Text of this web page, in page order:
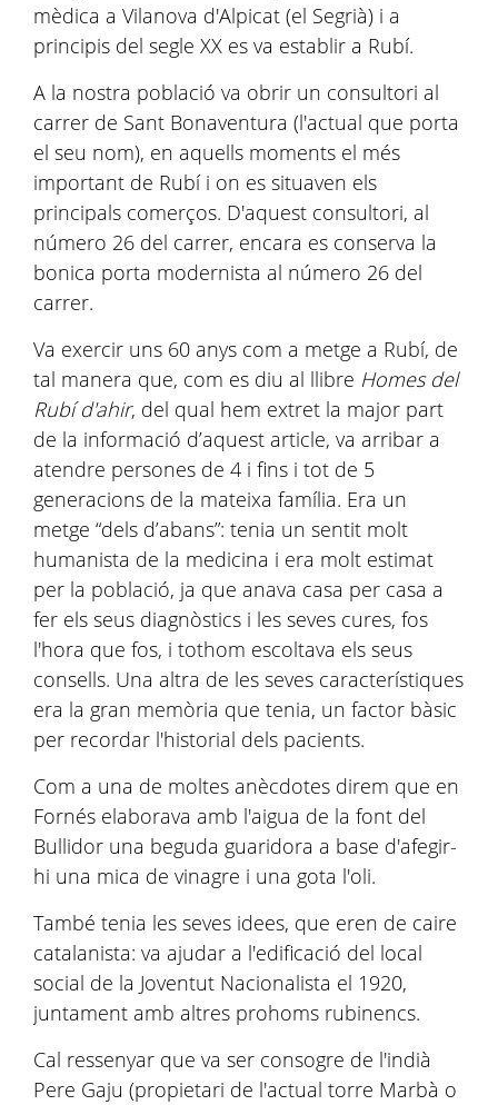
mèdica a Vilanova d'Alpicat (el Segrià) i a
principis del segle XX es va establir a Rubí.
A la nostra població va obrir un consultori al
carrer de Sant Bonaventura (l'actual que porta
el seu nom), en aquells moments el més
important de Rubí i on es situaven els
principals comerços. D'aquest consultori, al
número 26 del carrer, encara es conserva la
bonica porta modernista al número 26 del
carrer.
Va exercir uns 60 anys com a metge a Rubí, de
tal manera que, com es diu al llibre Homes del
Rubí d'ahir, del qual hem extret la major part
de la informació d’aquest article, va arribar a
atendre persones de 4 i fins i tot de 5
generacions de la mateixa família. Era un
metge “dels d’abans”: tenia un sentit molt
humanista de la medicina i era molt estimat
per la població, ja que anava casa per casa a
fer els seus diagnòstics i les seves cures, fos
l'hora que fos, i tothom escoltava els seus
consells. Una altra de les seves característiques
era la gran memòria que tenia, un factor bàsic
per recordar l'historial dels pacients.
Com a una de moltes anècdotes direm que en
Fornés elaborava amb l'aigua de la font del
Bullidor una beguda guaridora a base d'afegir-
hi una mica de vinagre i una gota l'oli.
També tenia les seves idees, que eren de caire
catalanista: va ajudar a l'edificació del local
social de la Joventut Nacionalista el 1920,
juntament amb altres prohoms rubinencs.
Cal ressenyar que va ser consogre de l'indià
Pere Gaju (propietari de l'actual torre Marbà o